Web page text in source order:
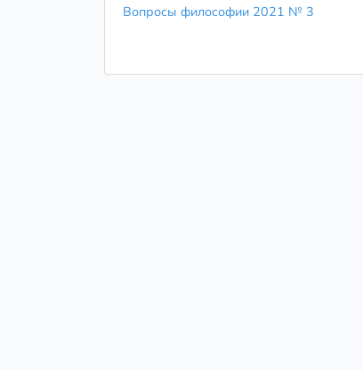
Вопросы философии 2021 № 3